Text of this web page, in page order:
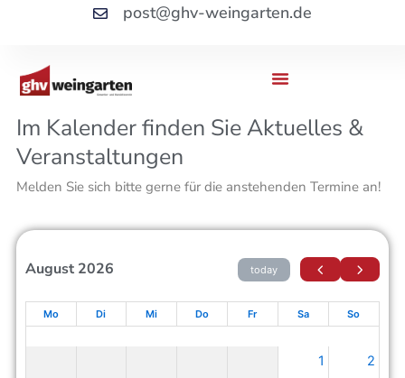
post@ghv-weingarten.de
Im Kalender finden Sie Aktuelles &
Veranstaltungen
Melden Sie sich bitte gerne für die anstehenden Termine an!
August 2026 today
Mo Di Mi Do Fr Sa So
1 2